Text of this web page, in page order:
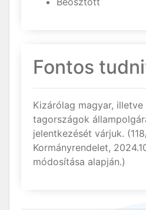
Fontos
Kizárólag magyar, illetve
tagországok
jelentkezését várjuk.
Kormányrendelet,
módosítása alapján.)